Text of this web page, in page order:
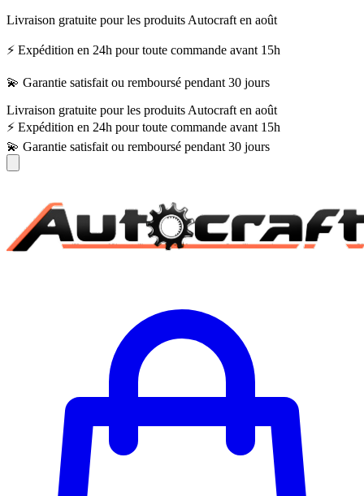
Livraison gratuite pour les produits Autocraft en août
⚡ Expédition en 24h pour toute commande avant 15h
💫 Garantie satisfait ou remboursé pendant 30 jours
Livraison gratuite pour les produits Autocraft en août
⚡ Expédition en 24h pour toute commande avant 15h
💫 Garantie satisfait ou remboursé pendant 30 jours